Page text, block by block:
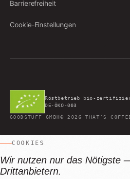
Barrierefreiheit
Cookie-Einstellungen
Röstbetrieb bio-
DE-ÖKO-003
GOODSTUFF GMBH© 2026 THAT’S
COOKIES
Wir nutzen nur das Nötigste
Drittanbietern.